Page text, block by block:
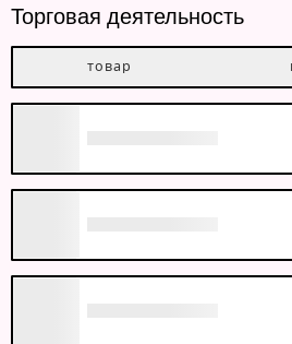
Торговая деятельность
товар